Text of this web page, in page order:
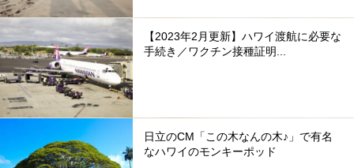
【2023年2月更新】ハワイ渡航に必要な
手続き／ワクチン接種証明...
日立のCM「この木なんの木♪」で有名
なハワイのモンキーポッド